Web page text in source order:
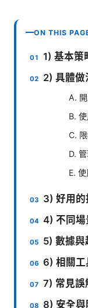
ON THIS
1) 基本策
2) 具體做
A.
B.
C.
D.
E.
3) 好用的
4) 不同場
5) 數據與
6) 相關工
7) 常見誤
8) 安全與